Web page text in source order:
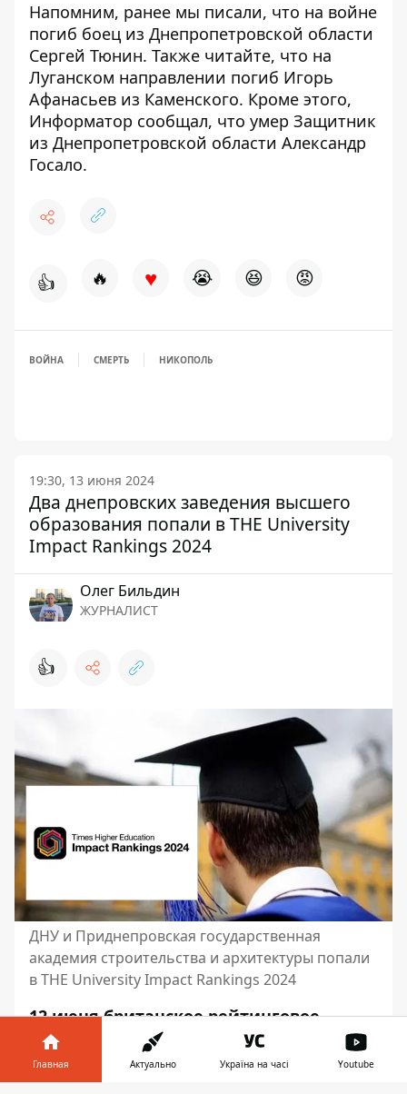
Напомним, ранее мы писали, что на войне
погиб боец ​​из Днепропетровской области
Сергей Тюнин. Также читайте, что на
Луганском направлении погиб Игорь
Афанасьев из Каменского. Кроме этого,
Информатор сообщал, что умер Защитник
из Днепропетровской области Александр
Госало.
👍 🔥 ♥ 😭 😆 😡
ВОЙНА СМЕРТЬ НИКОПОЛЬ
19:30, 13 июня 2024
Два днепровских заведения высшего
образования попали в THE University
Impact Rankings 2024
Олег Бильдин
ЖУРНАЛИСТ
👍
ДНУ и Приднепровская государственная
академия строительства и архитектуры попали
в THE University Impact Rankings 2024
12 июня британское рейтинговое
агентство Times Higher Education
представилорезультаты ежегодного
глобального рейтинга высших учебных
Главная Актуально Україна на часі Youtube